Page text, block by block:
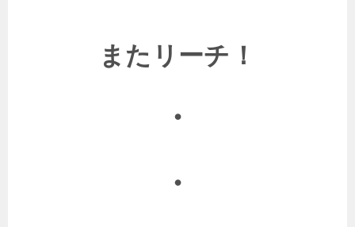
またリーチ！
・
・